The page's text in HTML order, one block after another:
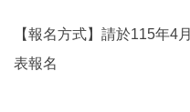
【報名方式】請於115年4
表報名